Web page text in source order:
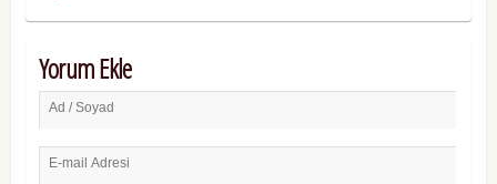
Yorum Ekle
Ad / Soyad
E-mail Adresi